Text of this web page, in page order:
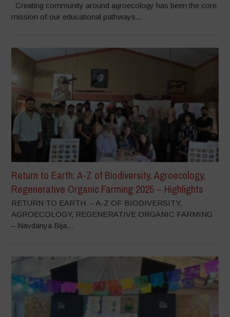
Creating community around agroecology has been the core
mission of our educational pathways...
Return to Earth: A-Z of Biodiversity, Agroecology,
Regenerative Organic Farming 2025 – Highlights
RETURN TO EARTH – A-Z OF BIODIVERSITY,
AGROECOLOGY, REGENERATIVE ORGANIC FARMING
– Navdanya Bija...